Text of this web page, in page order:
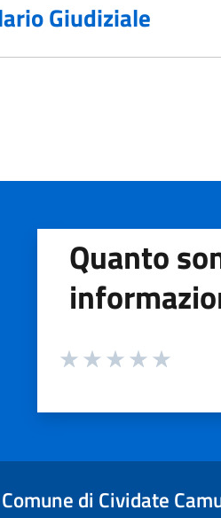
Giudiziale
Quanto
Valuta da 1 a 5 stelle la pagina
Comune di Cividate